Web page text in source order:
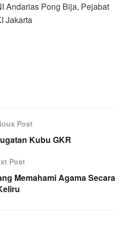
Andarias Pong Bija, Pejabat
Jakarta
Post
Kubu GKR
Post
Memahami Agama Secara